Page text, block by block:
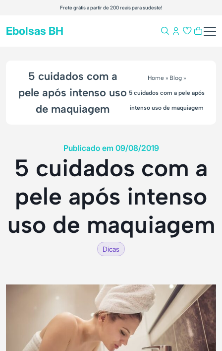
Frete grátis a partir de 200 reais para sudeste!
Ebolsas BH
5 cuidados com a
pele após intenso uso
de maquiagem
Home » Blog »
5 cuidados com a pele após
intenso uso de maquiagem
Publicado em 09/08/2019
5 cuidados com a
pele após intenso
uso de maquiagem
Dicas